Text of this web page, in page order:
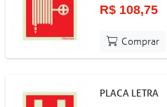
R$ 108,75
Comprar
PLACA LETRA